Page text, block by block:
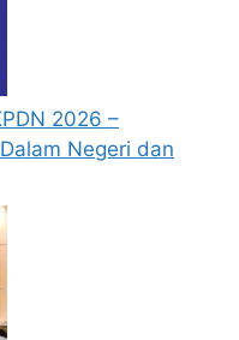
yang diminta
pemohon yang
ke
dan
yang telah
yang tidak
selepas
ditutup hendaklah
mereka tidak
2026 –
Negeri dan